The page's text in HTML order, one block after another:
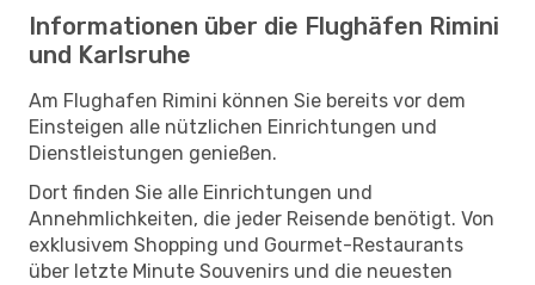
Informationen über die Flughäfen Rimini
und Karlsruhe
Am Flughafen Rimini können Sie bereits vor dem
Einsteigen alle nützlichen Einrichtungen und
Dienstleistungen genießen.
Dort finden Sie alle Einrichtungen und
Annehmlichkeiten, die jeder Reisende benötigt. Von
exklusivem Shopping und Gourmet-Restaurants
über letzte Minute Souvenirs und die neuesten